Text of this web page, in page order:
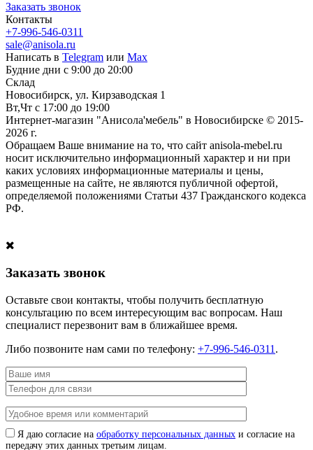
Заказать звонок
Контакты
+7-996-546-0311
sale@anisola.ru
Написать в Telegram или Max
Будние дни с 9:00 до 20:00
Склад
Новосибирск, ул. Кирзаводская 1
Вт,Чт с 17:00 до 19:00
Интернет-магазин "Анисола'мебель" в Новосибирске © 2015-
2026 г.
Обращаем Ваше внимание на то, что сайт anisola-mebel.ru
носит исключительно информационный характер и ни при
каких условиях информационные материалы и цены,
размещенные на сайте, не являются публичной офертой,
определяемой положениями Статьи 437 Гражданского кодекса
РФ.
Заказать звонок
Оставьте свои контакты, чтобы получить бесплатную
консультацию по всем интересующим вас вопросам. Наш
специалист перезвонит вам в ближайшее время.
Либо позвоните нам сами по телефону: +7-996-546-0311 .
Я даю согласие на обработку персональных данных и согласие на
передачу этих данных третьим лицам.